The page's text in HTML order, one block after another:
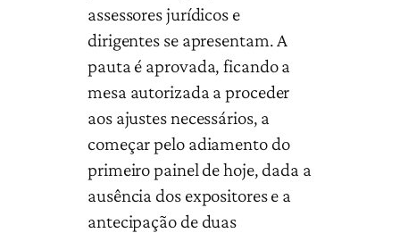
assessores jurídicos e
dirigentes se apresentam. A
pauta é aprovada, ficando a
mesa autorizada a proceder
aos ajustes necessários, a
começar pelo adiamento do
primeiro painel de hoje, dada a
ausência dos expositores e a
antecipação de duas